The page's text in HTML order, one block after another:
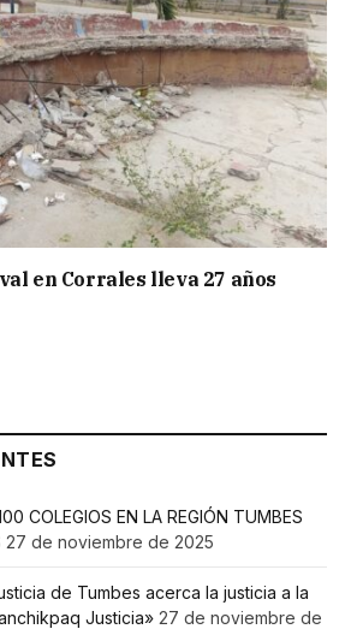
en Corrales lleva 27 años
COLEGIOS EN LA REGIÓN TUMBES
27 de noviembre de 2025
de Tumbes acerca la justicia a la
Justicia» 27 de noviembre de